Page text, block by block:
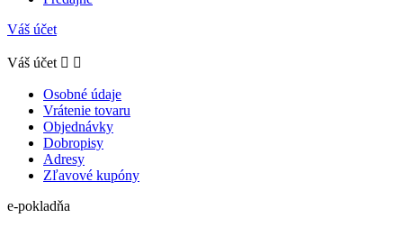
Váš účet
Váš účet  
Osobné údaje
Vrátenie tovaru
Objednávky
Dobropisy
Adresy
Zľavové kupóny
e-pokladňa